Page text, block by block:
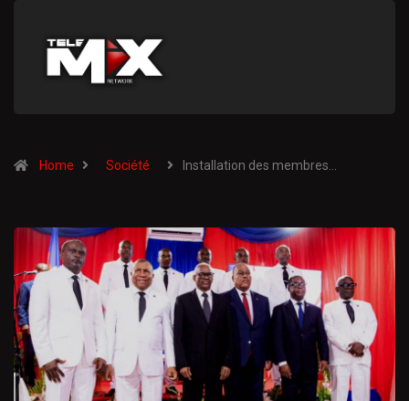
Home Société Installation des membres…